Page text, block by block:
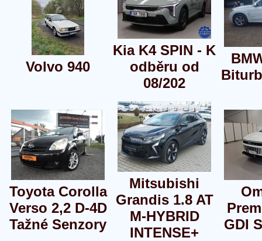
Volvo 940
Kia K4 SPIN - K
odběru od
08/202
Toyota Corolla
Verso 2,2 D-4D
Tažné Senzory
Mitsubishi
Grandis 1.8 AT
M-HYBRID
INTENSE+
GDI